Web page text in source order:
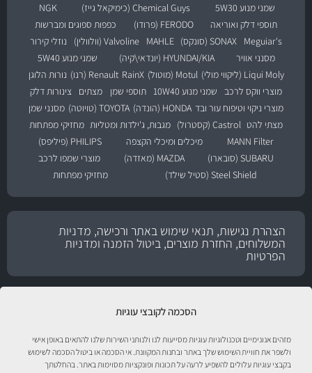
הסכמה לקובצי עוגיות
מזהים אנונימיים וטכנולוגיות עוגיות מסייעות לנו ולנותני השירות שלנו להתאים באופן אישי
ולשפר את חוויית השימוש שלך באתר ובחנות המקוונת. אי הסכמה או ביטול הסכמה לשימוש
בקבצי עוגיות עלולים להשפיע לרעה על תכונות ופונקציות מסוימות באתר. בהחלטתך
שמני מנוע 5W30 Chemical Guys (כימיקאל גייז)
NGK
תוספי דלק ואוריאה
FERODO (פרודו)
כפפות ספוגים ומברשות
Meguiar's
SONAX (סונקס) MAHLE Valvoline (וולוולין)
נוזלי קירור
מסנני אוויר
HYUNDAI/KIA (יונדאי\קיה)
שמני מנוע 5W40
Liqui Moly (ליקווי מולי)
Motul (מוטול) RainX Renault (רנו)
נורות הלוגן
מוצרי ווקס לרכב
שמני מנוע 10W40 תוספי שמן מצתים
צינורות דלק
מוצרי ניקוי וטיפוח עור ובד HONDA (הונדה) TOYOTA (טויוטה)
מסנני שמן
מצתי להט Castrol (קסטרול) מגבות, ג'ילדות ומטליות מחזיקי מפתחות
MANN Filter
מיכלים ומיכלי הקצפה
PHILIPS (פיליפס)
SUBARU (סובארו)
MAZDA (מאזדה)
מוצרי שמפו לרכב
Steel Shield (סטיל שילד)
מחזיקי מפתחות
הצהרת נגישות, תנאי שימוש באתר ורכישה, מדניות
המשלוחים, החזרת מוצרים, ביטול הזמנה ומדניות
הפרטיות